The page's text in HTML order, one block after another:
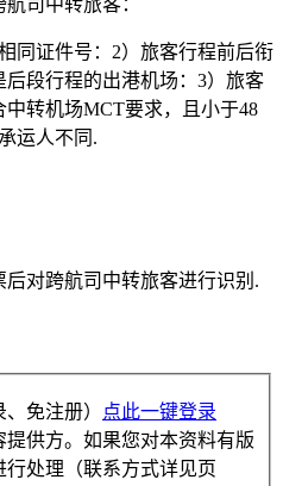
司中转旅客：
同证件号：2）旅客行程前后衔
段行程的出港机场：3）旅客
转机场MCT要求，且小于48
运人不同.
对跨航司中转旅客进行识别.
免注册）
点此一键登录
供方。如果您对本资料有版
处理（联系方式详见页